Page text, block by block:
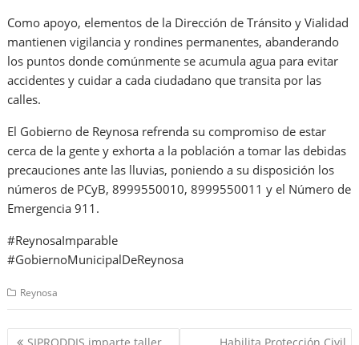
Como apoyo, elementos de la Dirección de Tránsito y Vialidad
mantienen vigilancia y rondines permanentes, abanderando
los puntos donde comúnmente se acumula agua para evitar
accidentes y cuidar a cada ciudadano que transita por las
calles.
El Gobierno de Reynosa refrenda su compromiso de estar
cerca de la gente y exhorta a la población a tomar las debidas
precauciones ante las lluvias, poniendo a su disposición los
números de PCyB, 8999550010, 8999550011 y el Número de
Emergencia 911.
#ReynosaImparable
#GobiernoMunicipalDeReynosa
Reynosa
Navegación